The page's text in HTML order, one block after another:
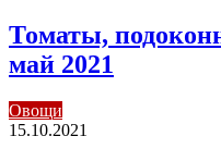
Томаты,
май 2021
Овощи
15.10.2021